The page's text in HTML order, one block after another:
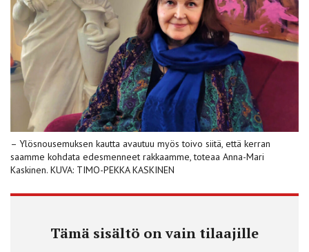
– Ylösnousemuksen kautta avautuu myös toivo siitä, että kerran
saamme kohdata edesmenneet rakkaamme, toteaa Anna-Mari
Kaskinen. KUVA: TIMO-PEKKA KASKINEN
Tämä sisältö on vain tilaajille